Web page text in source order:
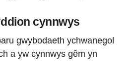
cynnwys
gwybodaeth ychwanegol
a yw cynnwys gêm yn